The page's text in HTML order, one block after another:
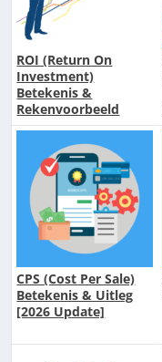
ROI (Return On
Investment)
Betekenis &
Rekenvoorbeeld
CPS (Cost Per Sale)
Betekenis & Uitleg
[2026 Update]